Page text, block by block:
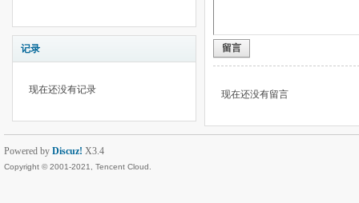
记录
现在还没有记录
留言
现在还没有留言
Powered by Discuz! X3.4
Copyright © 2001-2021, Tencent Cloud.